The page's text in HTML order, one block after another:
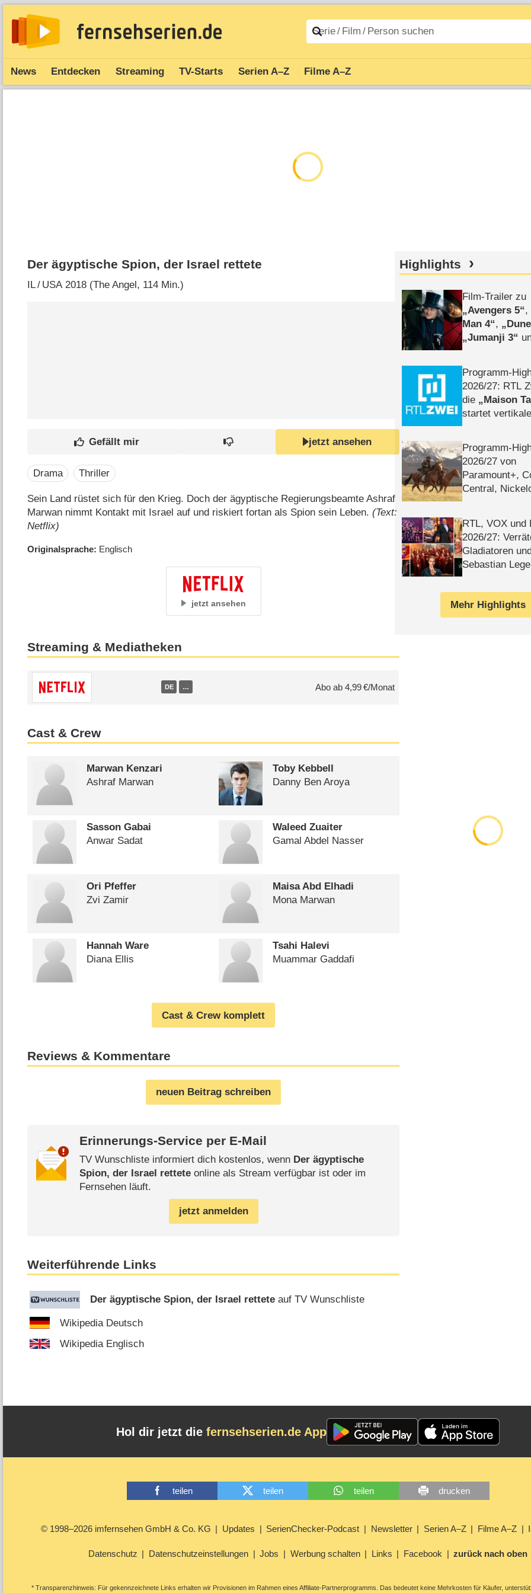
News Entdecken Streaming TV-Starts Serien A–Z Filme A–Z
Der ägyptische Spion, der Israel rettete
IL/ USA2018 (The Angel‎, 114 Min.)
jetzt ansehen
Drama Thriller
Sein Land rüstet sich für den Krieg. Doch der ägyptische Regierungsbeamte Ashraf
Marwan nimmt Kontakt mit Israel auf und riskiert fortan als Spion sein Leben.(Text:
Netflix)
Originalsprache Englisch
jetzt ansehen
Streaming & Mediatheken
DE … Abo ab 4,99 €/Monat
Cast & Crew
Marwan Kenzari
Ashraf Marwan
Toby Kebbell
Danny Ben Aroya
Sasson Gabai
Anwar Sadat
Waleed Zuaiter
Gamal Abdel Nasser
Ori Pfeffer
Zvi Zamir
Maisa Abd Elhadi
Mona Marwan
Hannah Ware
Diana Ellis
Tsahi Halevi
Muammar Gaddafi
Cast & Crew komplett
Reviews & Kommentare
neuen Beitrag schreiben
Erinnerungs-Service per E-Mail
TV Wunschliste informiert dich kostenlos, wenn Der ägyptische
Spion, der Israel retteteonline als Stream verfügbar ist oder im
Fernsehen läuft.
jetzt anmelden
Weiterführende Links
Der ägyptische Spion, der Israel rettete auf TV Wunschliste
Wikipedia Deutsch
Wikipedia Englisch
Highlights
Film-Trailer zu
Avengers 5 ,
Man 4 ,
Jumanji 3
Programm-
2026/​27: RTL
die
Maison
startet
Programm-
2026/​27 von
Paramount+,
Central,
RTL, VOX und
2026/​27:
Gladiatoren
Sebastian Lege
Mehr Highlights
Hol dir jetzt die fernsehserien.de App
teilen teilen teilen drucken
© 1998–2026 imfernsehen GmbH & Co. KG Updates SerienChecker-Podcast Newsletter Serien A–Z Filme A–Z
Datenschutz Datenschutzeinstellungen Jobs Werbung schalten Links Facebook zurück nach oben
* Transparenzhinweis: Für gekennzeichnete Links erhalten wir Provisionen im Rahmen eines Affiliate-Partnerprogramms. Das bedeutet keine Mehrkosten für Käufer,